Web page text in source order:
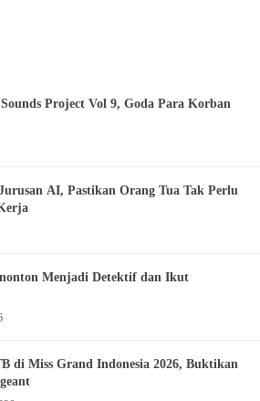
Project Vol 9, Goda Para Korban
AI, Pastikan Orang Tua Tak Perlu
Menjadi Detektif dan Ikut
di Miss Grand Indonesia 2026, Buktikan